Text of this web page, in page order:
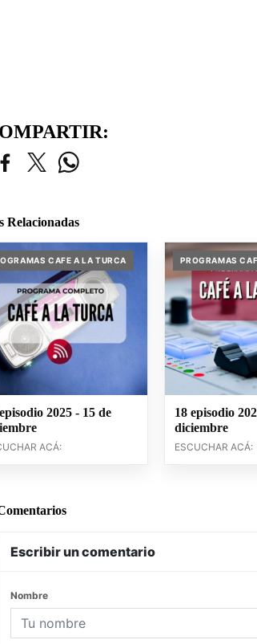
Relacionadas
CAFE A LA TURCA
2025 - 15 de
ACÁ:
PROGRAMAS
18 episodio
diciembre
ESCUCHAR ACÁ:
Escribir un comentario
Nombre